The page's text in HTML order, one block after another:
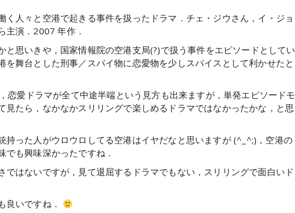
く人々と空港で起きる事件を扱ったドラマ．チェ・ジウさん，イ・ジョ
主演．2007 年作．
と思いきや，国家情報院の空港支局(?)で扱う事件をエピソードとしてい
を舞台とした刑事／スパイ物に恋愛物を少しスパイスとして利かせたと
恋愛ドラマが全て中途半端という見方も出来ますが，単発エピソードモ
見たら，なかなかスリリングで楽しめるドラマではなかったかな，と思
持った人がウロウロしてる空港はイヤだなと思いますが (^_^;)，空港の
も興味深かったですね．
ではないですが，見て退屈するドラマでもない，スリリングで面白いド
良いですね．